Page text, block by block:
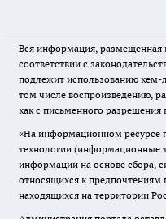
Вся информация, размещенная
соответствии с
подлежит использованию
том числе воспроизведению,
как с письменного разрешения
«На информационном ресурсе
технологии (информационные
информации на основе сбора,
относящихся к предпочтениям
находящихся на территории